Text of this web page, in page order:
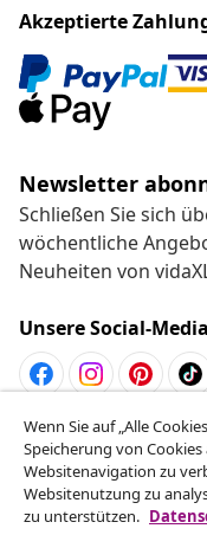
Akzeptierte
Newsletter
Schließen Sie sich
wöchentliche
Neuheiten von
Unsere Social-
Vom Vertrag
Reiche einen
ein.
Wenn Sie auf „Alle
Speicherung von
Websitenavigation zu
Websitenutzung zu
zu unterstützen.